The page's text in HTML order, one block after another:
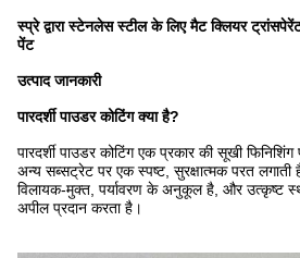
स्प्रे द्वारा स्टेनलेस स्टील के लिए मैट क्लियर
पेंट
उत्पाद जानकारी
पारदर्शी पाउडर कोटिंग क्या है?
पारदर्शी पाउडर कोटिंग एक प्रकार की सूखी
अन्य सब्सट्रेट पर एक स्पष्ट, सुरक्षात्मक परत
विलायक-मुक्त, पर्यावरण के अनुकूल है, और उत्कृष्ट
अपील प्रदान करता है।